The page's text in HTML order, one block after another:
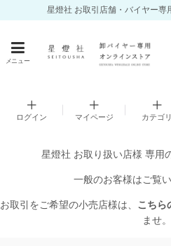
星燈社 お取引店舗・バイヤー専
メニュー
ログイン マイページ カテゴリ
星燈社 お取り扱い店様 専用
一般のお客様はご覧
お取引をご希望の小売店様は、 こちら
ませ。